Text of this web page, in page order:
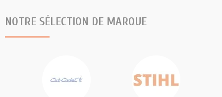
NOTRE SÉLECTION DE MARQUE